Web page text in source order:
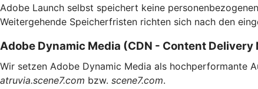
Adobe Launch selbst speichert keine
Weitergehende Speicherfristen richten sich nach den
Adobe Dynamic Media (CDN - Content Delivery
Wir setzen Adobe Dynamic Media als hochperformante
atruvia.scene7.com bzw. scene7.com.